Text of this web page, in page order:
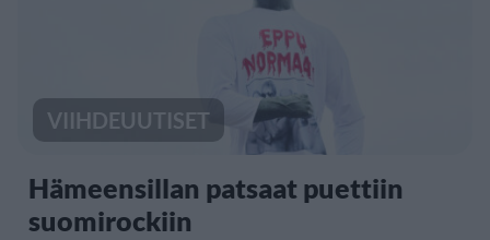
VIIHDEUUTISET
Hämeensillan patsaat puettiin
suomirockiin